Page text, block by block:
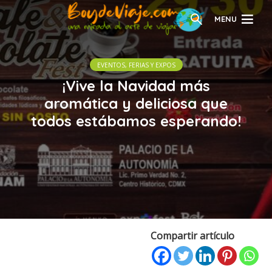
MENU
EVENTOS, FERIAS Y EXPOS
¡Vive la Navidad más
aromática y deliciosa que
todos estábamos esperando!
Compartir artículo